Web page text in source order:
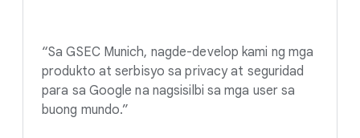
“Sa GSEC Munich, nagde-develop kami ng mga
produkto at serbisyo sa privacy at seguridad
para sa Google na nagsisilbi sa mga user sa
buong mundo.”